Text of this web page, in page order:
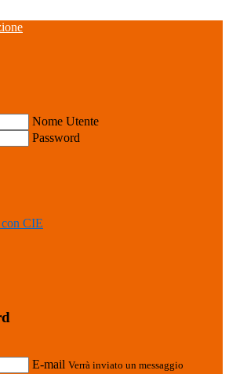
Nome Utente
Password
CIE
E-mail Verrà inviato un messaggio